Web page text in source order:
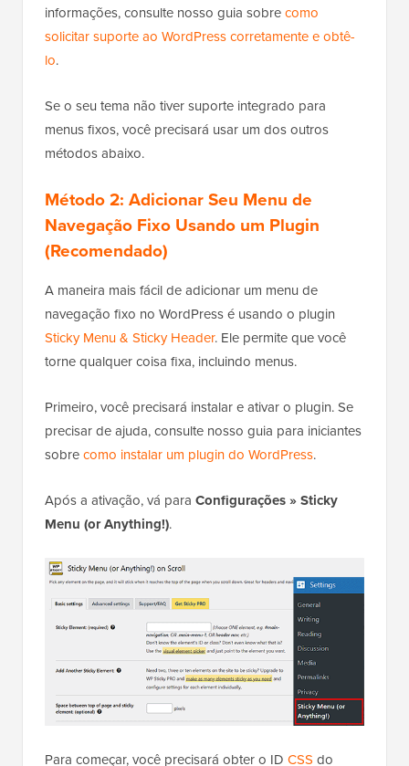
informações, consulte nosso guia sobrecomo
solicitar suporte ao WordPress corretamente e obtê-
lo.
Se o seu tema não tiver suporte integrado para
menus fixos, você precisará usar um dos outros
métodos abaixo.
Método 2: Adicionar Seu Menu de
Navegação Fixo Usando um Plugin
(Recomendado)
A maneira mais fácil de adicionar um menu de
navegação fixo no WordPress é usando o plugin
Sticky Menu & Sticky Header. Ele permite que você
torne qualquer coisa fixa, incluindo menus.
Primeiro, você precisará instalar e ativar o plugin. Se
precisar de ajuda, consulte nosso guia para iniciantes
sobrecomo instalar um plugin do WordPress.
Após a ativação, vá para Configurações » Sticky
Menu (or Anything!).
Para começar, você precisará obter o ID CSS do